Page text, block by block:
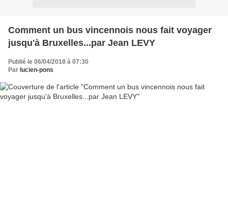
Comment un bus vincennois nous fait voyager
jusqu'à Bruxelles...par Jean LEVY
Publié le 06/04/2018 à 07:30
Par lucien-pons